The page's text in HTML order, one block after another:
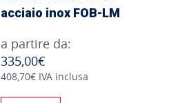
acciaio inox FOB-LM
a partire da:
335,00€
408,70€ IVA inclusa